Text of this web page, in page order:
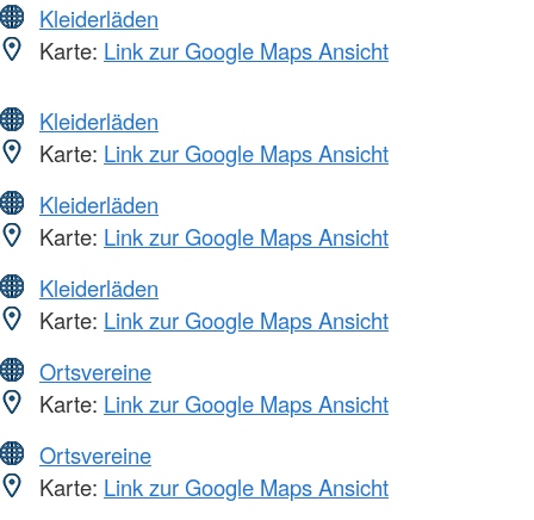
Kleiderläden
Karte: Link zur Google Maps Ansicht
Kleiderläden
Karte: Link zur Google Maps Ansicht
Kleiderläden
Karte: Link zur Google Maps Ansicht
Kleiderläden
Karte: Link zur Google Maps Ansicht
Ortsvereine
Karte: Link zur Google Maps Ansicht
Ortsvereine
Karte: Link zur Google Maps Ansicht